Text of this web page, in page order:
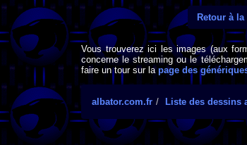
Retour à
Vous trouverez ici les images (aux
concerne le streaming ou le
faire un tour sur lapage des
albator.com.fr Liste des dessins